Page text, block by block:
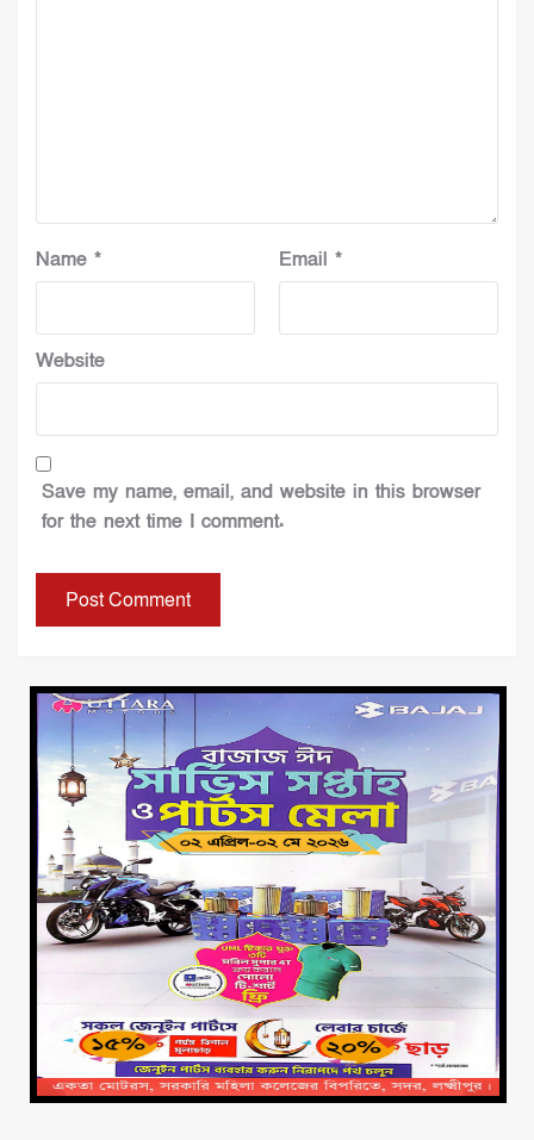
Name * Email *
Website
Save my name, email, and website in this browser
for the next time I comment.